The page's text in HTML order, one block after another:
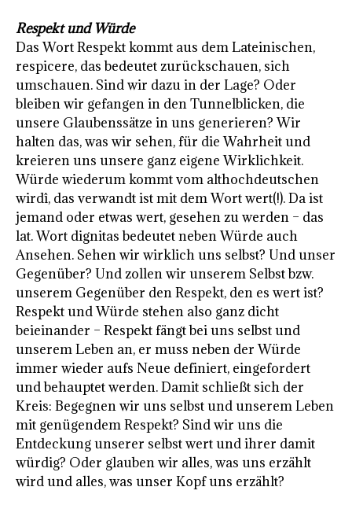
Respekt und Würde
Das Wort Respekt kommt aus dem Lateinischen,
respicere, das bedeutet zurückschauen, sich
umschauen. Sind wir dazu in der Lage? Oder
bleiben wir gefangen in den Tunnelblicken, die
unsere Glaubenssätze in uns generieren? Wir
halten das, was wir sehen, für die Wahrheit und
kreieren uns unsere ganz eigene Wirklichkeit.
Würde wiederum kommt vom althochdeutschen
wirdî, das verwandt ist mit dem Wort wert(!). Da ist
jemand oder etwas wert, gesehen zu werden – das
lat. Wort dignitas bedeutet neben Würde auch
Ansehen. Sehen wir wirklich uns selbst? Und unser
Gegenüber? Und zollen wir unserem Selbst bzw.
unserem Gegenüber den Respekt, den es wert ist?
Respekt und Würde stehen also ganz dicht
beieinander – Respekt fängt bei uns selbst und
unserem Leben an, er muss neben der Würde
immer wieder aufs Neue definiert, eingefordert
und behauptet werden. Damit schließt sich der
Kreis: Begegnen wir uns selbst und unserem Leben
mit genügendem Respekt? Sind wir uns die
Entdeckung unserer selbst wert und ihrer damit
würdig? Oder glauben wir alles, was uns erzählt
wird und alles, was unser Kopf uns erzählt?